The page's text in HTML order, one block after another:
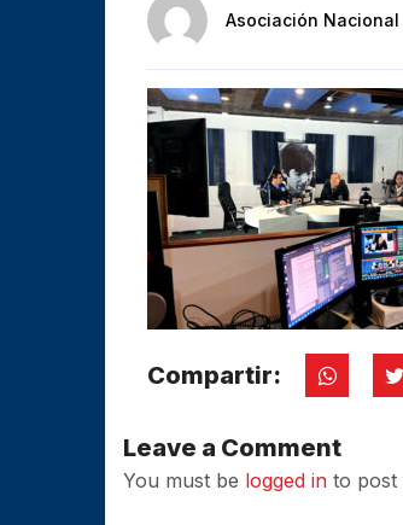
Asociación Nacional
Compartir:
Leave a Comment
You must be logged in to post